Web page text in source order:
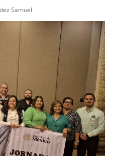
Samuel